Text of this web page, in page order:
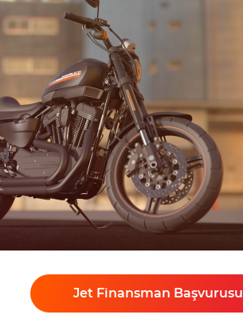
Jet Finansman Başvurusu